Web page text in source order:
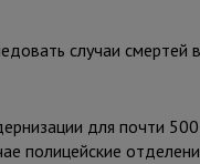
случаи смертей
для почти